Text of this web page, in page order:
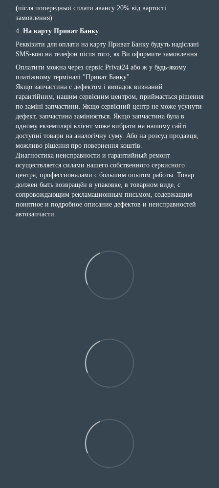
(після попередньої сплати авансу 20% від вартості
замовлення)
4 . На карту Приват Банку
Реквізити для оплати на карту Приват Банку будуть надіслані
SMS-кою на телефон після того, як Ви оформите замовлення.
Оплатити можна через сервіс Privat24 або ж у будь-якому
платіжному терміналі "Приват Банку"
Якщо запчастина с дефектом і випадок визнаний
гарантійним, нашим сервісним центром, приймається рішення
по заміні запчастини. Якщо сервісний центр не може усунути
дефект, запчастина замінюється. Якщо запчастина була в
одному екземплярі клієнт може вибрати на нашому сайті
доступні товари на аналогічну суму. Або на розсуд продавця,
можливо рішення про повернення коштів.
Диагностика неисправности и гарантийный ремонт
осуществляется силами нашего собственного сервисного
центра, профессионалами с большим опытом работы. Товар
должен быть возвращён в упаковке, в товарном виде, с
сопровождающим рекламационным письмом, содержащим
понятное и подробное описание дефектов и неисправностей
автозапчасти.